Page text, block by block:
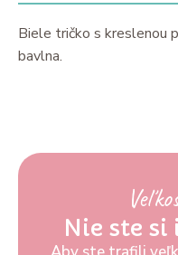
Biele tričko s kreslenou
bavlna.
Nie ste